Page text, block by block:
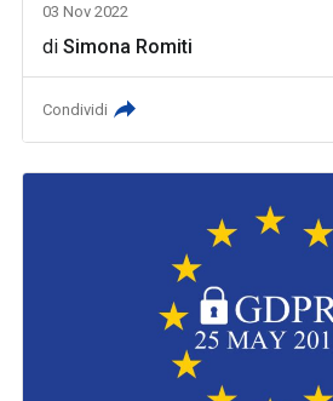
03 Nov 2022
diSimona Romiti
Condividi